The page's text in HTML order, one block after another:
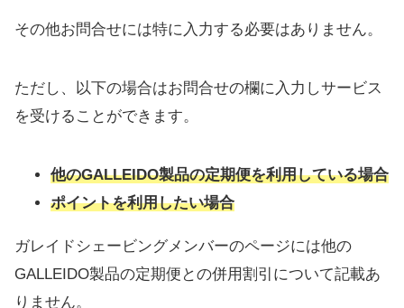
その他お問合せには特に入力する必要はありません。
ただし、以下の場合はお問合せの欄に入力しサービス
を受けることができます。
他のGALLEIDO製品の定期便を利用している場合
ポイントを利用したい場合
ガレイドシェービングメンバーのページには他の
GALLEIDO製品の定期便との併用割引について記載あ
りません。